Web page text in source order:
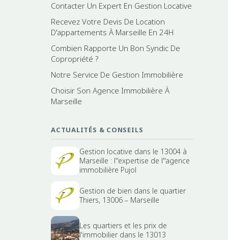
Contacter Un Expert En Gestion Locative
Recevez Votre Devis De Location
D'appartements À Marseille En 24H
Combien Rapporte Un Bon Syndic De
Copropriété ?
Notre Service De Gestion Immobilière
Choisir Son Agence Immobilière À
Marseille
ACTUALITÉS & CONSEILS
Gestion locative dans le 13004 à
Marseille : l''expertise de l''agence
immobilière Pujol
Gestion de bien dans le quartier
Thiers, 13006 – Marseille
Les quartiers et les prix de
l'immobilier dans le 13013